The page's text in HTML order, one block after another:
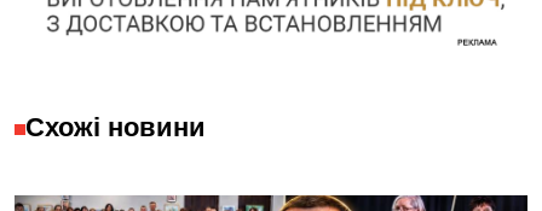
Схожі новини